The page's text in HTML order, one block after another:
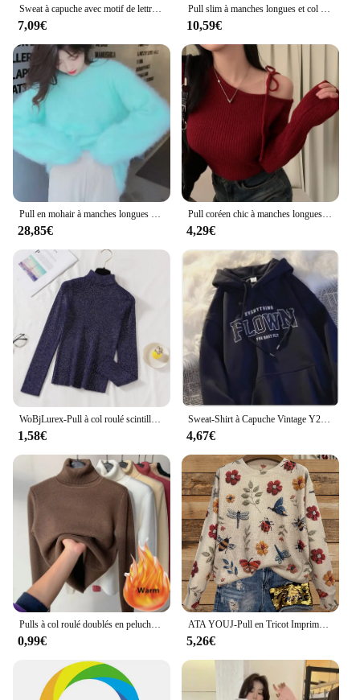
Sweat à capuche avec motif de lettres rétro pour femmes, pull Hip Hop, Streetwear Y2K, vêtements Harajuku, haute qualité, nouveau
7,09€
Pull slim à manches longues et col en V pour femmes, pull décontracté, haut court, style coréen, document solide, sexy, automne, printemps
10,59€
Pull en mohair à manches longues pour femme, pull en cachemire de vison, haute qualité, doux, optique, chaud, automne, hiver, nouveau, E255
28,85€
Pull coréen chic à manches longues avec nœud papillon, pull à encolure oblique irrégulière, tempérament lancé
4,29€
WoBjLurex-Pull à col roulé scintillant pour femme, pull femme, pull femme, haut, mode, élégant, solide, commandé, automne, hiver
1,58€
Sweat-Shirt à Capuche Vintage Y2k, Streetwear, Chemise Assortie, Respiré, Esthétique, Style Coréen, Pull Hiphelicopter, Haut de Styliste
4,67€
Pulls à col roulé doublés en peluche pour femmes, pulls vintage, tricots décontractés, pull kazak commandé
0,99€
ATA YOUJ-Pull en Tricot Imprimé pour Femme, Vêtement Respirant, Automne-Hiver, Y-2025
5,26€